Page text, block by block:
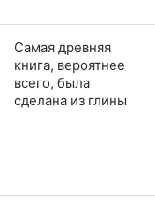
Самая древняя
книга, вероятнее
всего, была
сделана из глины